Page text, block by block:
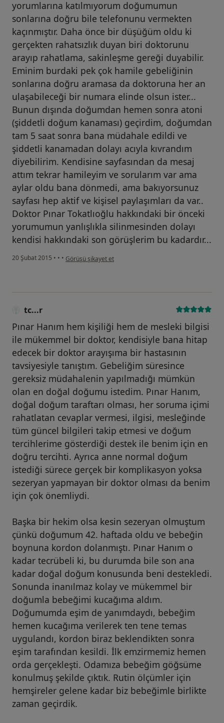
yorumlarına katılmıyorum doğumumun
sonlarına doğru bile telefonunu vermekten
kaçınmıştır. Daha önce bir düşüğüm oldu ki
gerçekten rahatsızlık duyan biri doktorunu
arayıp rahatlama, sakinleşme gereği duyabilir.
Eminim burdaki pek çok hamile gebeliğinin
sonlarına doğru aramasa da doktoruna her an
ulaşabileceği bir numara elinde olsun ister...
Bunun dışında doğumdan hemen sonra atoni
(şiddetli doğum kanaması) geçirdim, doğumdan
tam 5 saat sonra bana müdahale edildi ve
şiddetli kanamadan dolayı acıyla kıvrandım
diyebilirim. Kendisine sayfasından da mesaj
attım tekrar hamileyim ve sorularım var ama
aylar oldu bana dönmedi, ama bakıyorsunuz
sayfası hep aktif ve kişisel paylaşımları da var..
Doktor Pınar Tokatlıoğlu hakkındaki bir önceki
yorumumun yanlışlıkla silinmesinden dolayı
kendisi hakkındaki son görüşlerim bu kadardır...
20 Şubat 2015 • • • kullanıcının görüşüne göre he...i
Görüşü şikayet et
tc...r
Pınar Hanım hem kişiliği hem de mesleki bilgisi
ile mükemmel bir doktor, kendisiyle bana hitap
edecek bir doktor arayışıma bir hastasının
tavsiyesiyle tanıştım. Gebeliğim süresince
gereksiz müdahalenin yapılmadığı mümkün
olan en doğal doğumu istedim. Pınar Hanım,
doğal doğum taraftarı olması, her soruma içimi
rahatlatan cevaplar vermesi, ilgisi, mesleğinde
tüm güncel bilgileri takip etmesi ve doğum
tercihlerime gösterdiği destek ile benim için en
doğru tercihti. Ayrıca anne normal doğum
istediği sürece gerçek bir komplikasyon yoksa
sezeryan yapmayan bir doktor olması da benim
için çok önemliydi.
Başka bir hekim olsa kesin sezeryan olmuştum
çünkü doğumum 42. haftada oldu ve bebeğin
boynuna kordon dolanmıştı. Pınar Hanım o
kadar tecrübeli ki, bu durumda bile son ana
kadar doğal doğum konusunda beni destekledi.
Sonunda inanılmaz kolay ve mükemmel bir
doğumla bebeğimi kucağıma aldım.
Doğumumda eşim de yanımdaydı, bebeğim
hemen kucağıma verilerek ten tene temas
uygulandı, kordon biraz beklendikten sonra
eşim tarafından kesildi. İlk emzirmemiz hemen
orda gerçekleşti. Odamıza bebeğim göğsüme
konulmuş şekilde çıktık. Rutin ölçümler için
hemşireler gelene kadar biz bebeğimle birlikte
zaman geçirdik.